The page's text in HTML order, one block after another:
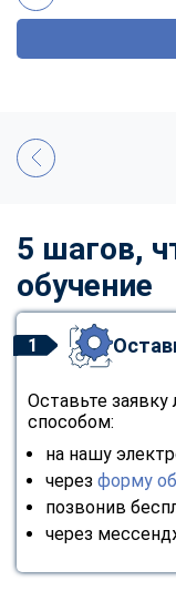
5 шагов,
обучение
1
Оставьте
способом:
на нашу
через форму
позвонив
через